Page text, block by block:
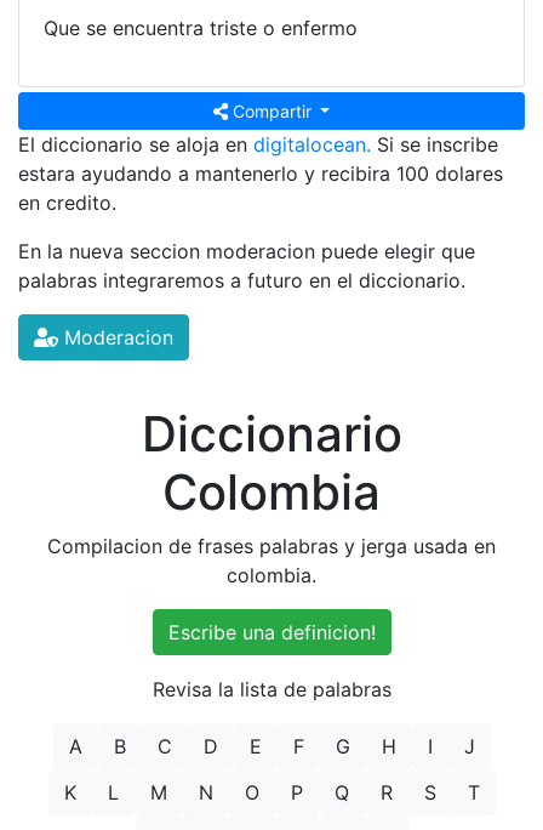
Que se encuentra triste o enfermo
Compartir
El diccionario se aloja en digitalocean. Si se inscribe
estara ayudando a mantenerlo y recibira 100 dolares
en credito.
En la nueva seccion moderacion puede elegir que
palabras integraremos a futuro en el diccionario.
Moderacion
Diccionario
Colombia
Compilacion de frases palabras y jerga usada en
colombia.
Escribe una definicion!
Revisa la lista de palabras
A B C D E F G H I
J
K
L M N O P Q R S
T